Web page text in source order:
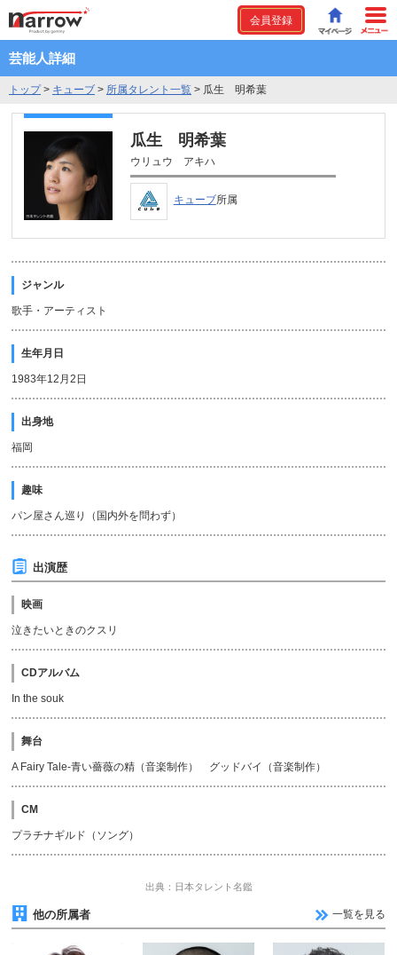
会員登録
芸能人詳細
トップ> キューブ > 所属タレント一覧 > 瓜生 明希葉
瓜生 明希葉
ウリュウ アキハ
キューブ所属
ジャンル
歌手・アーティスト
生年月日
1983年12月2日
出身地
福岡
趣味
パン屋さん巡り（国内外を問わず）
出演歴
映画
泣きたいときのクスリ
CDアルバム
In the souk
舞台
A Fairy Tale-青い薔薇の精（音楽制作） グッドバイ（音楽制作）
CM
プラチナギルド（ソング）
出典：日本タレント名鑑
他の所属者 一覧を見る